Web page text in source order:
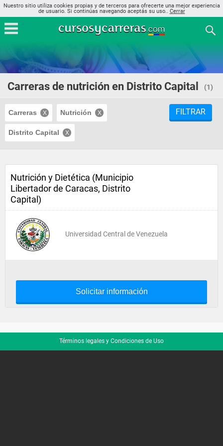
Nuestro sitio utiliza cookies propias y de terceros para ofrecerte una mejor experiencia
de usuario. Si continúas navegando aceptás su uso.. Cerrar
Carreras de nutrición en Distrito Capital (1)
Carreras Nutrición
Distrito Capital
FILTRAR
Nutrición y Dietética (Municipio
Libertador de Caracas, Distrito
Capital)
Universidad Central de Venezuela
Solicitar información
Términos legales y Condiciones de Uso